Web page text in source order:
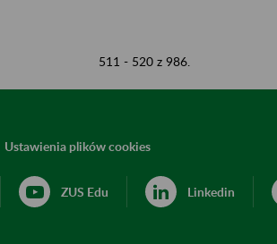
511 - 520 z 986.
Ustawienia plików cookies
ZUS Edu Linkedin